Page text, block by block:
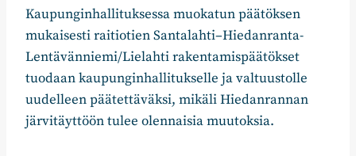
Kaupunginhallituksessa muokatun päätöksen
mukaisesti raitiotien Santalahti–Hiedanranta-
Lentävänniemi/Lielahti rakentamispäätökset
tuodaan kaupunginhallitukselle ja valtuustolle
uudelleen päätettäväksi, mikäli Hiedanrannan
järvitäyttöön tulee olennaisia muutoksia.